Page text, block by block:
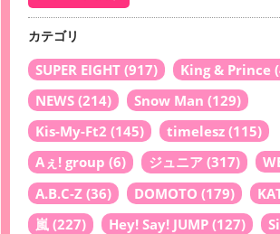
カテゴリ
SUPER EIGHT (917) King & Prince
NEWS (214) Snow Man (129)
Kis-My-Ft2 (145) timelesz (115)
Aぇ! group (6) ジュニア (317)
A.B.C-Z (36) DOMOTO (179)
嵐 (227) Hey! Say! JUMP (127)